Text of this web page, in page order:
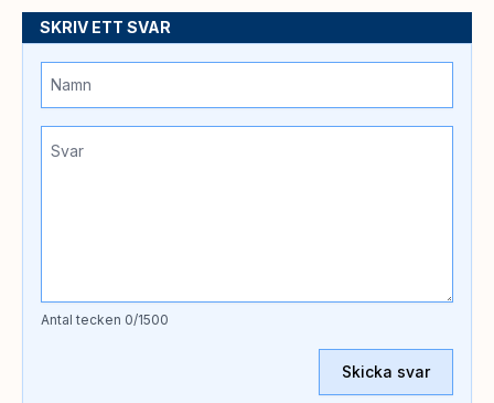
SKRIV ETT SVAR
Antal tecken 0/1500
Skicka svar